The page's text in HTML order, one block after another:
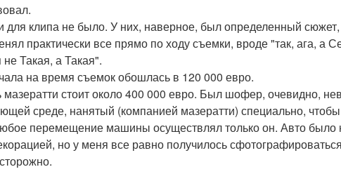
для клипа не было. У них, наверное, был определенный
практически все прямо по ходу съемки, вроде "так, ага, а
не Такая, а Такая".
на время съемок обошлась в 120 000 евро.
стоит около 400 000 евро. Был шофер, очевидно,
среде, нанятый (компанией мазератти) специально,
перемещение машины осуществлял только он. Авто
но у меня все равно получилось